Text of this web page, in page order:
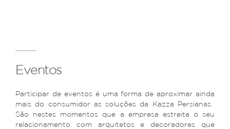
Eventos
Participar de eventos é uma forma de aproximar ainda
mais do consumidor as soluções da Kazza Persianas.
São nestes momentos que a empresa estreita o seu
relacionamento com arquitetos e decoradores que